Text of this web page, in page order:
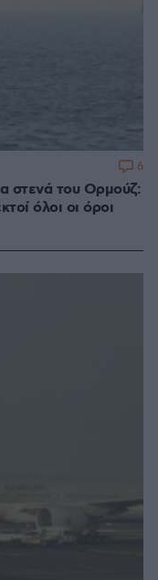
στενά του Ορμούζ:
όλοι οι όροι
6